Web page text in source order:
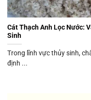
Cát Thạch Anh Lọc Nước:
Sinh
Trong lĩnh vực thủy sinh,
định ...